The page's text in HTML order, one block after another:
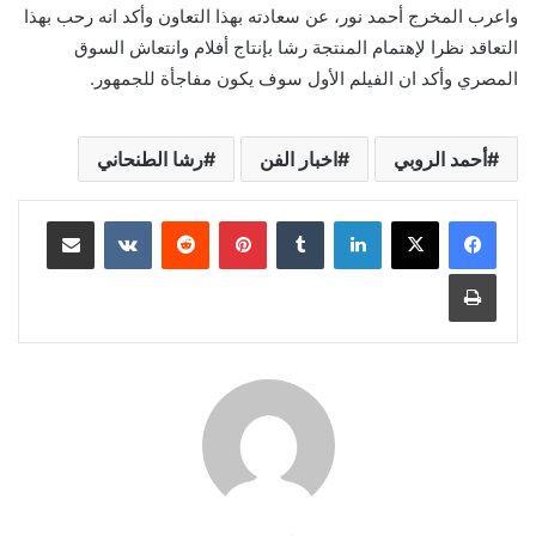
واعرب المخرج أحمد نور، عن سعادته بهذا التعاون وأكد انه رحب بهذا
التعاقد نظرا لإهتمام المنتجة رشا بإنتاج أفلام وانتعاش السوق
المصري وأكد ان الفيلم الأول سوف يكون مفاجأة للجمهور.
أحمد الروبي اخبار الفن رشا الطنحاني
لينكدإن بينتيريست مشاركة عبر البريد
طباعة